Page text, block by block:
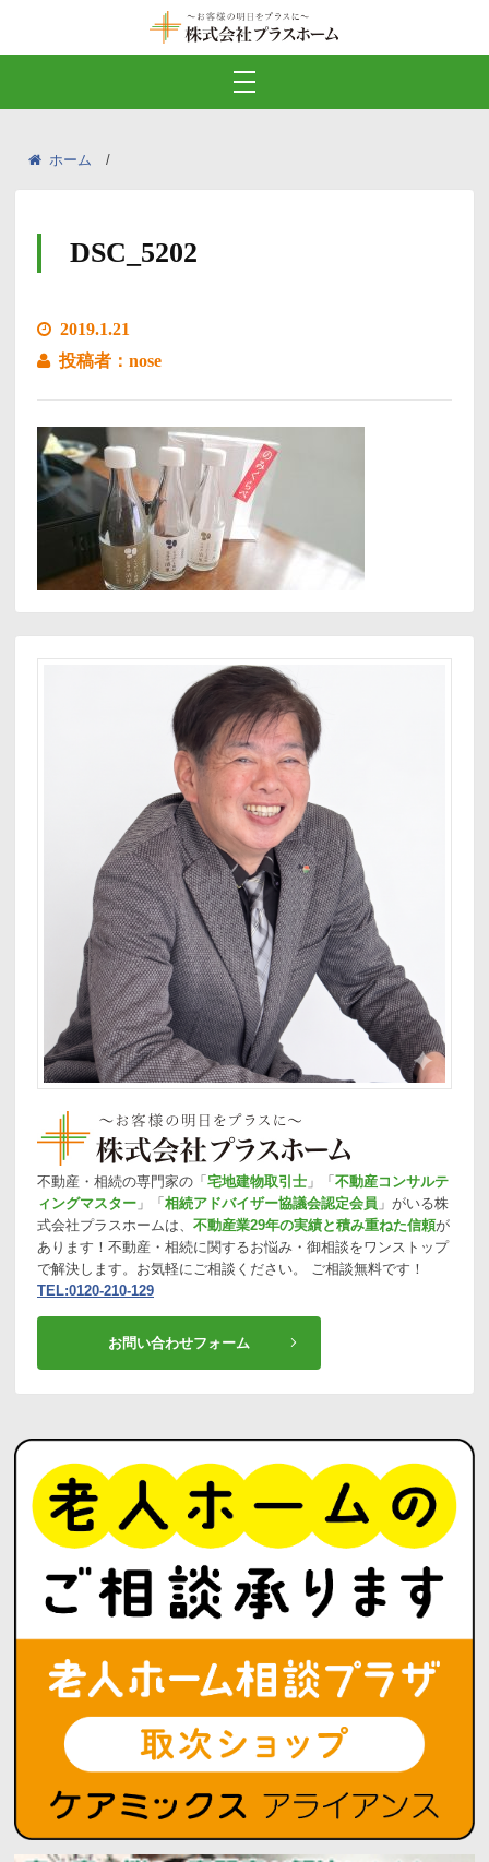
ホーム
DSC_5202
2019.1.21
投稿者：nose
不動産・相続の専門家の「宅地建物取引士 」「不動産コンサルテ
ィングマスター 」「相続アドバイザー協議会認定会員 」がいる株
式会社プラスホームは、 不動産業29年の実績と積み重ねた信頼が
あります！不動産・相続に関するお悩み・御相談をワンストップ
で解決します。お気軽にご相談ください。 ご相談無料です！
TEL:0120-210-129
お問い合わせフォーム